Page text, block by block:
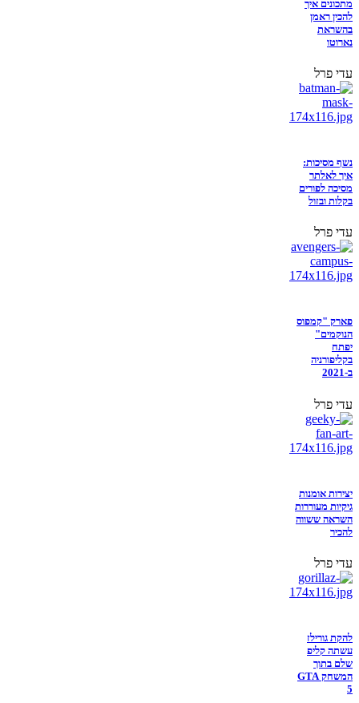
מתכונים איך
להכין ראמן
בהשראת
נארוטו
עדי פרל
נשף מסיכות:
איך לאלתר
מסיכה לפורים
בקלות ובזול
עדי פרל
פארק "קמפוס
הנוקמים"
יפתח
בקליפורניה
ב-2021
עדי פרל
יצירות אומנות
גיקיות מעוררות
השראה ששווה
להכיר
עדי פרל
להקת גורילז
עשתה קליפ
שלם בתוך
המשחק GTA
5